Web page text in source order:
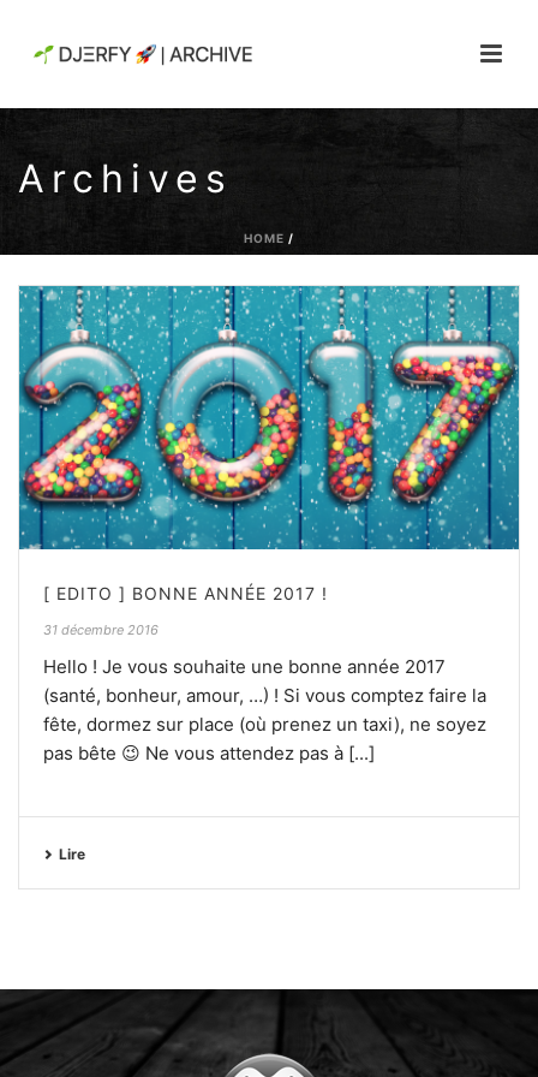
Archives
HOME /
[ EDITO ] BONNE ANNÉE 2017 !
31 décembre 2016
Hello ! Je vous souhaite une bonne année 2017
(santé, bonheur, amour, …) ! Si vous comptez faire la
fête, dormez sur place (où prenez un taxi), ne soyez
pas bête 😉 Ne vous attendez pas à [...]
Lire